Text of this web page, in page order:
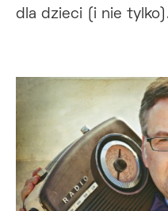
dla dzieci (i nie